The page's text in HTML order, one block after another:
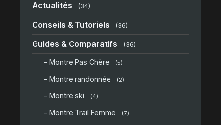
Actualités (34)
Conseils & Tutoriels (36)
Guides & Comparatifs (36)
- Montre Pas Chère (5)
- Montre randonnée (2)
- Montre ski (4)
- Montre Trail Femme (7)